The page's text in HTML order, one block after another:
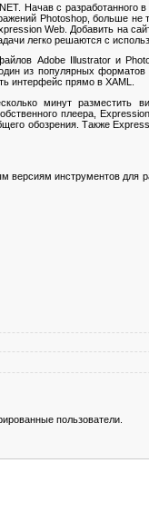
Начав с разработанного
Photoshop, больше не
Web. Добавить на
легко решаются с
Adobe Illustrator и
из популярных
интерфейс прямо в XAML.
минут разместить
плеера,
обозрения. Также
инструментов для
пользователи.